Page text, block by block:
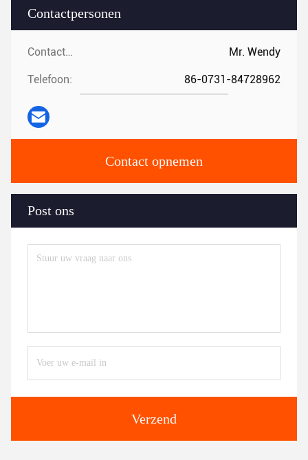
Contactpersonen
Contactpersonen: Mr. Wendy
Telefoon: 86-0731-84728962
Contact opnemen
Post ons
Verzend